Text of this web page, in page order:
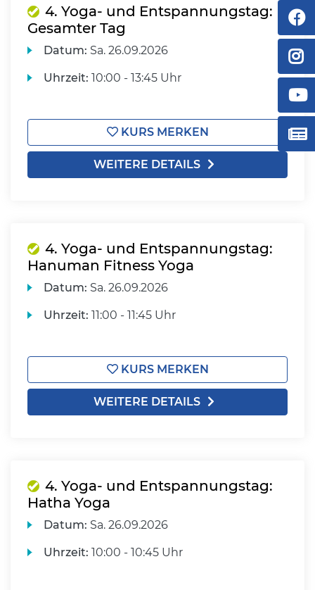
4. Yoga- und Entspannungstag:
Gesamter Tag
Datum: Sa. 26.09.2026
Uhrzeit: 10:00 - 13:45 Uhr
KURS MERKEN
WEITERE DETAILS
4. Yoga- und Entspannungstag:
Hanuman Fitness Yoga
Datum: Sa. 26.09.2026
Uhrzeit: 11:00 - 11:45 Uhr
KURS MERKEN
WEITERE DETAILS
4. Yoga- und Entspannungstag:
Hatha Yoga
Datum: Sa. 26.09.2026
Uhrzeit: 10:00 - 10:45 Uhr